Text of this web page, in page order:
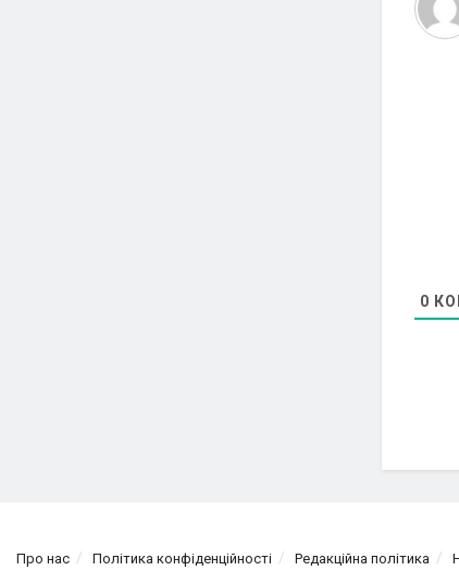
0
Про нас Політика конфіденційності Редакційна політика